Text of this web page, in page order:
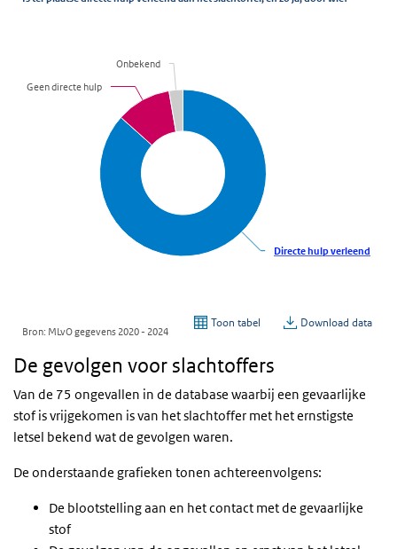
De gevolgen voor slachtoffers
Van de 75 ongevallen in de database waarbij een gevaarlijke
stof is vrijgekomen is van het slachtoffer met het ernstigste
letsel bekend wat de gevolgen waren.
De onderstaande grafieken tonen achtereenvolgens:
De blootstelling aan en het contact met de gevaarlijke
stof